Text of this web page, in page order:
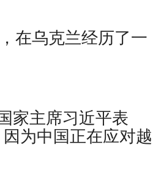
在乌克兰经历了一
家主席习近平表
为中国正在应对越